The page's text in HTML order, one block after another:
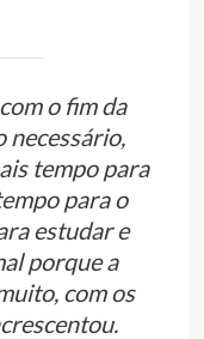
o fim da
necessário,
tempo para
para o
estudar e
porque a
com os